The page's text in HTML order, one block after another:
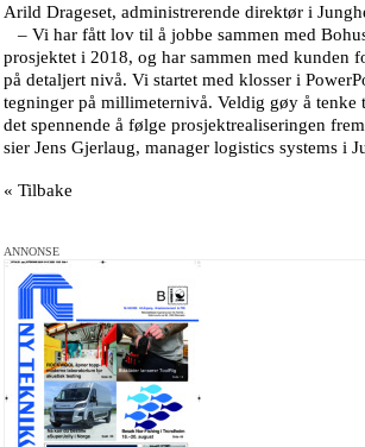
Arild Drageset, administrerende direktør i
– Vi har fått lov til å jobbe sammen med
prosjektet i 2018, og har sammen med kunden
på detaljert nivå. Vi startet med klosser i
tegninger på millimeternivå. Veldig gøy å tenke
det spennende å følge prosjektrealiseringen
sier Jens Gjerlaug, manager logistics systems i
« Tilbake
ANNONSE